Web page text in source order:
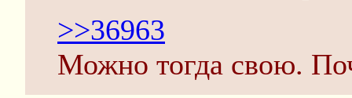
>>36963
Можно тогда свою.